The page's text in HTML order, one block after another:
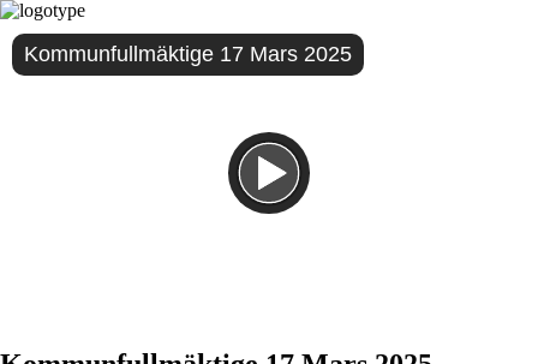
Kommunfullmäktige 17 Mars 2025
Spela